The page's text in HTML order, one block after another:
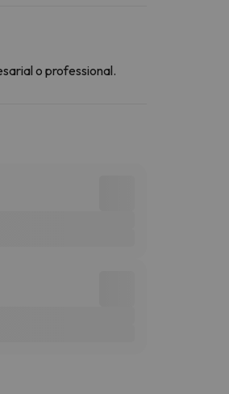
o professional.